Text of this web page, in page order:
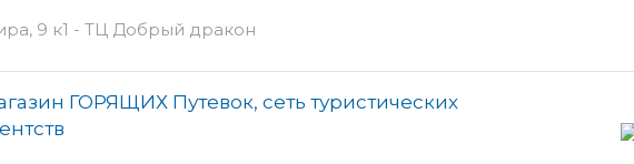
9 к1 - ТЦ Добрый дракон
ГОРЯЩИХ Путевок, сеть туристических